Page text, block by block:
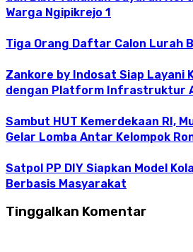
Warga Ngipikrejo 1
Tiga Orang Daftar Calon Lurah
Zankore by Indosat Siap Layani
dengan Platform Infrastruktur
Sambut HUT Kemerdekaan RI,
Gelar Lomba Antar Kelompok
Satpol PP DIY Siapkan Model
Berbasis Masyarakat
Tinggalkan Komentar